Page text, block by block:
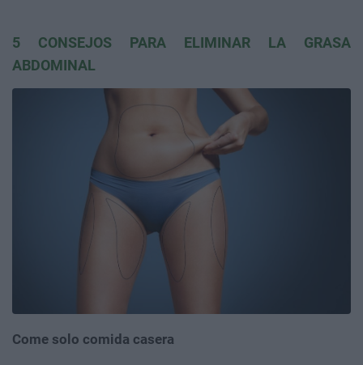
5 CONSEJOS PARA ELIMINAR LA GRASA
ABDOMINAL
Come solo comida casera